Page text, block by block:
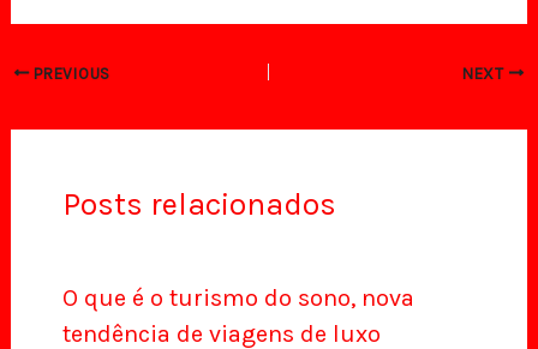
PREVIOUS NEXT
Posts relacionados
O que é o turismo do sono, nova
tendência de viagens de luxo